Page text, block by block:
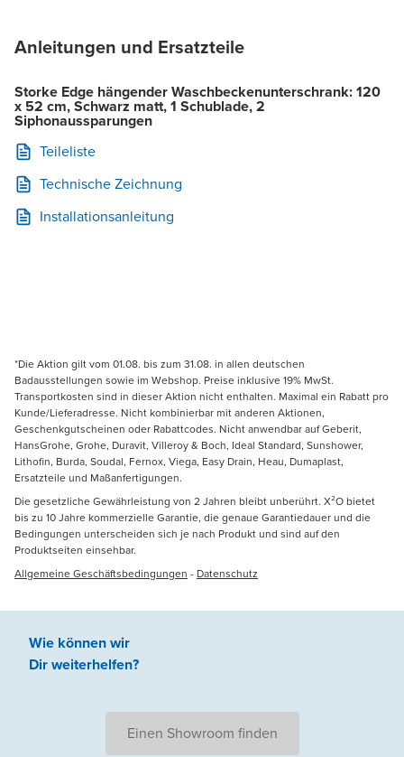
Anleitungen und Ersatzteile
Storke Edge hängender Waschbeckenunterschrank: 120
x 52 cm, Schwarz matt, 1 Schublade, 2
Siphonaussparungen
Teileliste
Technische Zeichnung
Installationsanleitung
*Die Aktion gilt vom 01.08. bis zum 31.08. in allen deutschen
Badausstellungen sowie im Webshop. Preise inklusive 19% MwSt.
Transportkosten sind in dieser Aktion nicht enthalten. Maximal ein Rabatt pro
Kunde/Lieferadresse. Nicht kombinierbar mit anderen Aktionen,
Geschenkgutscheinen oder Rabattcodes. Nicht anwendbar auf Geberit,
HansGrohe, Grohe, Duravit, Villeroy & Boch, Ideal Standard, Sunshower,
Lithofin, Burda, Soudal, Fernox, Viega, Easy Drain, Heau, Dumaplast,
Ersatzteile und Maßanfertigungen.
Die gesetzliche Gewährleistung von 2 Jahren bleibt unberührt. X²O bietet
bis zu 10 Jahre kommerzielle Garantie, die genaue Garantiedauer und die
Bedingungen unterscheiden sich je nach Produkt und sind auf den
Produktseiten einsehbar.
Allgemeine Geschäftsbedingungen - Datenschutz
Wie können wir
Dir weiterhelfen?
Einen Showroom finden